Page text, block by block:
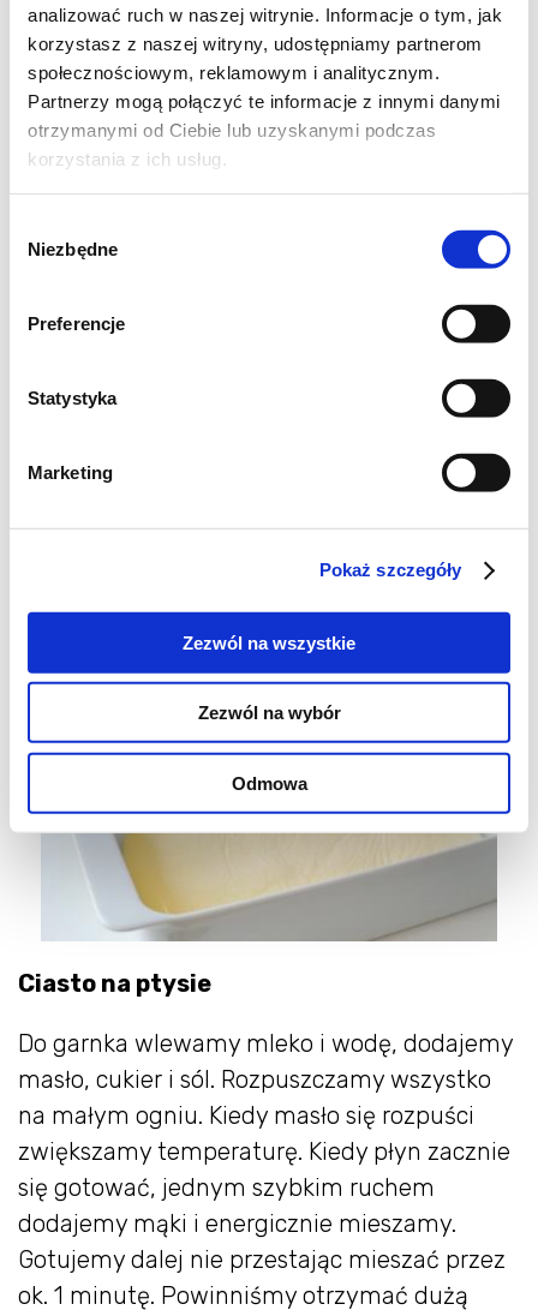
analizować ruch w naszej witrynie. Informacje o tym, jak
korzystasz z naszej witryny, udostępniamy partnerom
społecznościowym, reklamowym i analitycznym.
Partnerzy mogą połączyć te informacje z innymi danymi
otrzymanymi od Ciebie lub uzyskanymi podczas
korzystania z ich usług.
zgody
Niezbędne
Preferencje
Statystyka
Marketing
Pokaż szczegóły
Zezwól na wszystkie
Zezwól na wybór
Odmowa
Jeszcze ciepły krem przekładamy do
naczynia wyłożonego folią spożywczą i
dokładnie przykrywamy. Odstawiamy do
Ciasto na ptysie
Do garnka wlewamy mleko i wodę, dodajemy
masło, cukier i sól. Rozpuszczamy wszystko
na małym ogniu. Kiedy masło się rozpuści
zwiększamy temperaturę. Kiedy płyn zacznie
się gotować, jednym szybkim ruchem
dodajemy mąki i energicznie mieszamy.
Gotujemy dalej nie przestając mieszać przez
ok. 1 minutę. Powinniśmy otrzymać dużą